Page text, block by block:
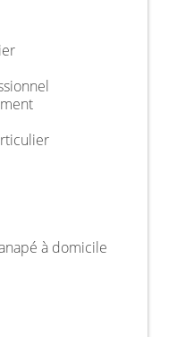
à domicile